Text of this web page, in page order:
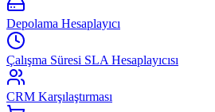
Depolama Hesaplayıcı
Çalışma Süresi SLA Hesaplayıcısı
CRM Karşılaştırması